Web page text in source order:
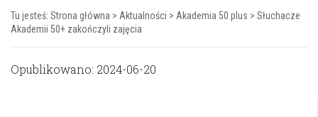
Tu jesteś: Strona główna > Aktualności > Akademia 50 plus > Słuchacze
Akademii 50+ zakończyli zajęcia
Opublikowano: 2024-06-20